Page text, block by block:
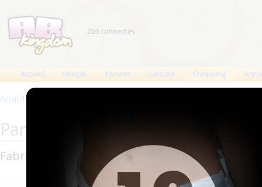
256 connectés
Accueil Images Forums Lecture Shopping
Accueil >
Pants Always : Always Discreet
Fabricant : Always